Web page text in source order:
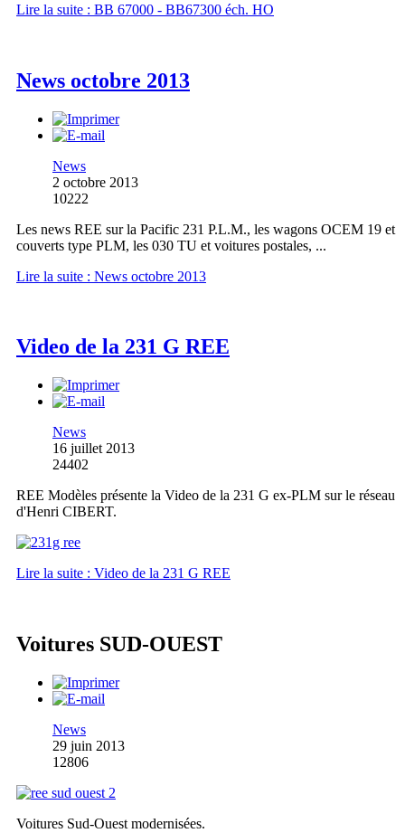
Lire la suite : BB 67000 - BB67300 éch. HO
News octobre 2013
News
2 octobre 2013
10222
Les news REE sur la Pacific 231 P.L.M., les wagons OCEM 19 et
couverts type PLM, les 030 TU et voitures postales, ...
Lire la suite : News octobre 2013
Video de la 231 G REE
News
16 juillet 2013
24402
REE Modèles présente la Video de la 231 G ex-PLM sur le réseau
d'Henri CIBERT.
Lire la suite : Video de la 231 G REE
Voitures SUD-OUEST
News
29 juin 2013
12806
Voitures Sud-Ouest modernisées.